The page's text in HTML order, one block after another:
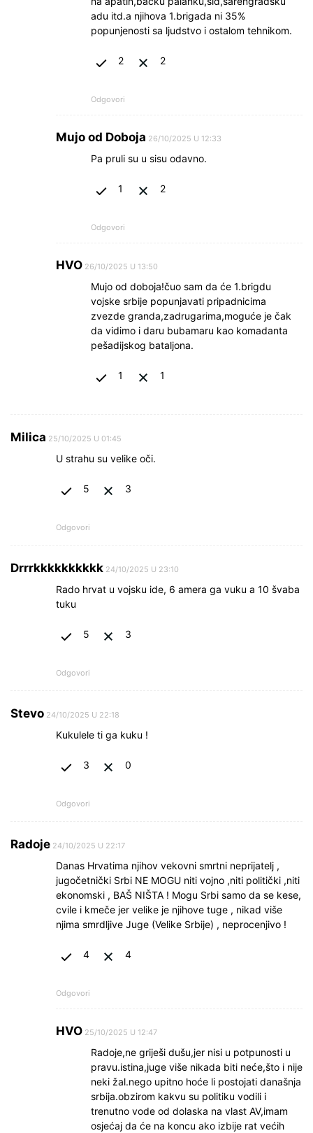
adu itd.a njihova 1.brigada ni 35%
popunjenosti sa ljudstvo i ostalom tehnikom.
2 2
Odgovori
Mujo od Doboja 26/10/2025 U 12:33
Pa pruli su u sisu odavno.
1 2
Odgovori
HVO 26/10/2025 U 13:50
Mujo od doboja!čuo sam da će 1.brigdu
vojske srbije popunjavati pripadnicima
zvezde granda,zadrugarima,moguće je čak
da vidimo i daru bubamaru kao komadanta
pešadijskog bataljona.
1 1
Milica 25/10/2025 U 01:45
U strahu su velike oči.
5 3
Odgovori
Drrrkkkkkkkkkk 24/10/2025 U 23:10
Rado hrvat u vojsku ide, 6 amera ga vuku a 10 švaba
tuku
5 3
Odgovori
Stevo 24/10/2025 U 22:18
Kukulele ti ga kuku !
3 0
Odgovori
Radoje 24/10/2025 U 22:17
Danas Hrvatima njihov vekovni smrtni neprijatelj ,
jugočetnički Srbi NE MOGU niti vojno ,niti politički ,niti
ekonomski , BAŠ NIŠTA ! Mogu Srbi samo da se kese,
cvile i kmeče jer velike je njihove tuge , nikad više
njima smrdljive Juge (Velike Srbije) , neprocenjivo !
4 4
Odgovori
HVO 25/10/2025 U 12:47
Radoje,ne griješi dušu,jer nisi u potpunosti u
pravu.istina,juge više nikada biti neće,što i nije
neki žal.nego upitno hoće li postojati današnja
srbija.obzirom kakvu su politiku vodili i
trenutno vode od dolaska na vlast AV,imam
osjećaj da će na koncu ako izbije rat većih